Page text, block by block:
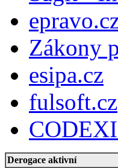
Zákony
esipa.cz
fulsoft.cz
Derogace aktivní